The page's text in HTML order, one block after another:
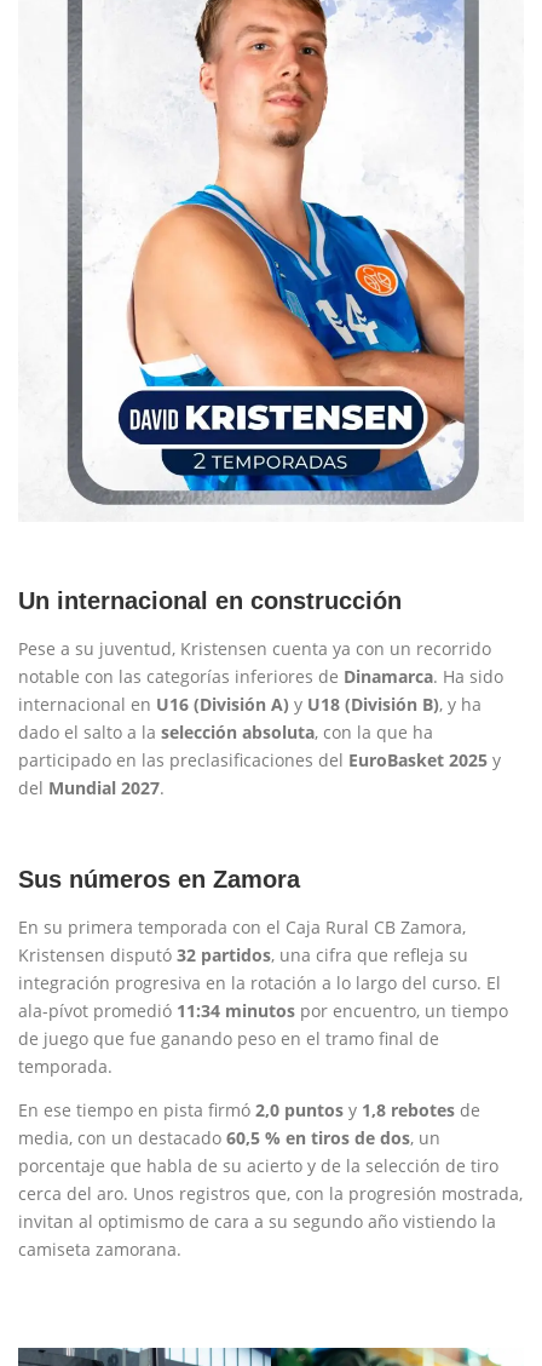
Un internacional en construcción
Pese a su juventud, Kristensen cuenta ya con un recorrido
notable con las categorías inferiores de Dinamarca. Ha sido
internacional en U16 (División A) y U18 (División B), y ha
dado el salto a la selección absoluta, con la que ha
participado en las preclasificaciones del EuroBasket 2025 y
del Mundial 2027.
Sus números en Zamora
En su primera temporada con el Caja Rural CB Zamora,
Kristensen disputó 32 partidos, una cifra que refleja su
integración progresiva en la rotación a lo largo del curso. El
ala-pívot promedió 11:34 minutos por encuentro, un tiempo
de juego que fue ganando peso en el tramo final de
temporada.
En ese tiempo en pista firmó 2,0 puntos y 1,8 rebotes de
media, con un destacado 60,5 % en tiros de dos, un
porcentaje que habla de su acierto y de la selección de tiro
cerca del aro. Unos registros que, con la progresión mostrada,
invitan al optimismo de cara a su segundo año vistiendo la
camiseta zamorana.